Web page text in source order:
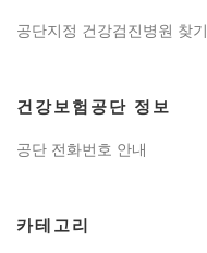
공단지정 건강검진병원 찾기
건강보험공단 정보
공단 전화번호 안내
카테고리